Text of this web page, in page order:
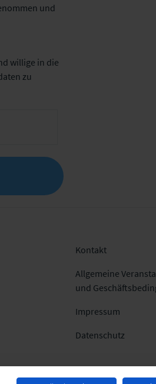
und
willige in die
zu
Kontakt
Allgemeine
und
Impressum
Datenschutz